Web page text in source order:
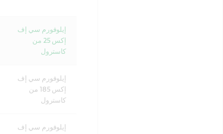
إيلوفورم سي إف
إكس 25 من
كاسترول
إيلوفورم سي إف
إكس 185 من
كاسترول
إيلوفورم سي إف